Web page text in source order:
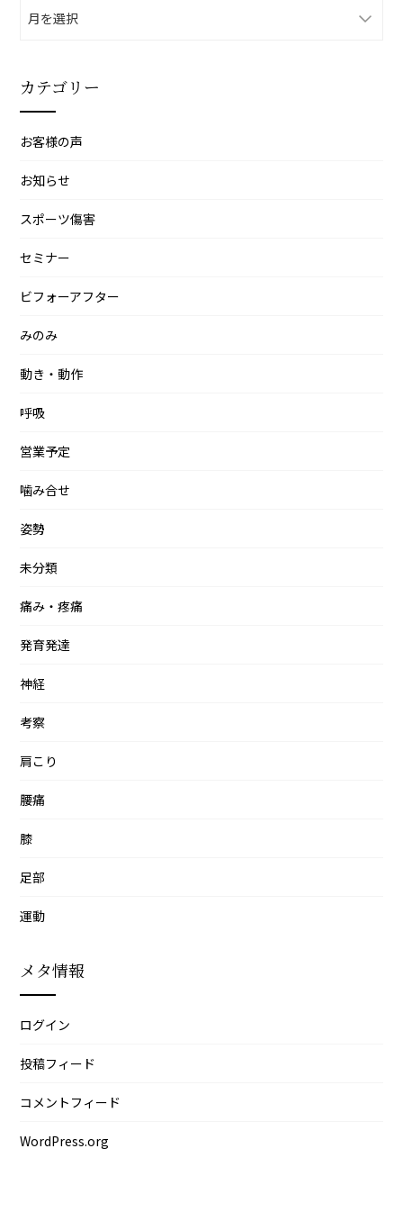
ー
ブ
カテゴリー
お客様の声
お知らせ
スポーツ傷害
セミナー
ビフォーアフター
みのみ
動き・動作
呼吸
営業予定
噛み合せ
姿勢
未分類
痛み・疼痛
発育発達
神経
考察
肩こり
腰痛
膝
足部
運動
メタ情報
ログイン
投稿フィード
コメントフィード
WordPress.org